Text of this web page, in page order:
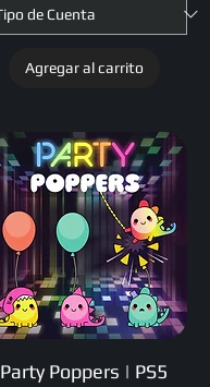
Agregar al carrito
Party Poppers | PS5